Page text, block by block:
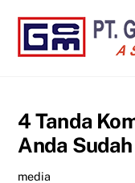
content
4 Tanda
Anda
media